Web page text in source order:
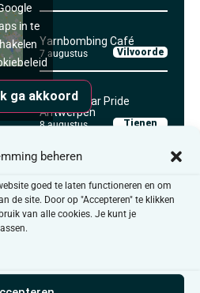
beheren
goed te laten functioneren en om
de site. Door op "Accepteren" te klikken
van alle cookies. Je kunt je
in te
Ik ga akkoord
Yarnbombing Café
7 augustus Vilvoorde
Samen naar Pride
Antwerpen
8 augustus Tienen
Alle activiteiten